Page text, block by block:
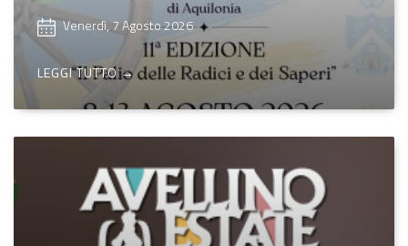
Venerdì, 7 Agosto 2026
LEGGI TUTTO →